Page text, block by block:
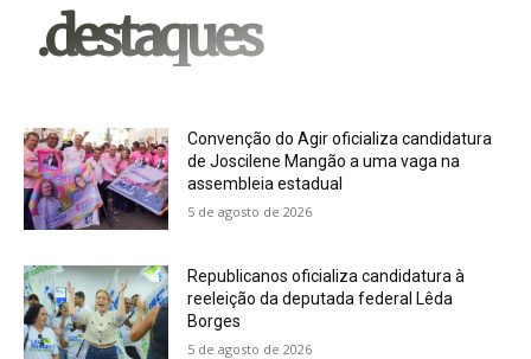
.destaques
Convenção do Agir oficializa candidatura
de Joscilene Mangão a uma vaga na
assembleia estadual
5 de agosto de 2026
Republicanos oficializa candidatura à
reeleição da deputada federal Lêda
Borges
5 de agosto de 2026